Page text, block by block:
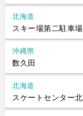
北海道
スキー場第二駐車場
沖縄県
数久田
北海道
スケートセンター北